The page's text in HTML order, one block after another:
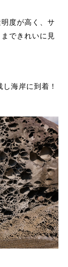
度が高く、サ
できれいに見
海岸に到着！